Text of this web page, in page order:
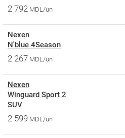
2 792 MDL/un
Nexen
N'blue 4Season
2 267 MDL/un
Nexen
Winguard Sport 2
SUV
2 599 MDL/un